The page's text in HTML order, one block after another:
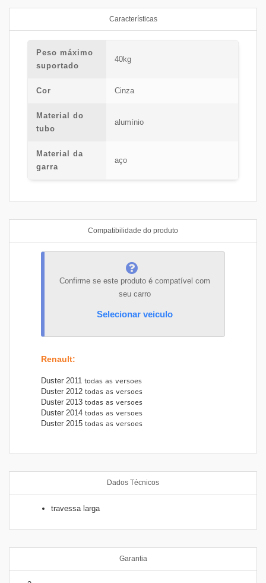
Características
Peso máximo
suportado
40kg
Cor Cinza
Material do
tubo
alumínio
Material da
garra
aço
Compatibilidade do produto
Confirme se este produto é compatível com
seu carro
Selecionar veiculo
Renault:
Duster 2011
Duster 2012
Duster 2013
Duster 2014
Duster 2015
Dados Técnicos
travessa larga
Garantia